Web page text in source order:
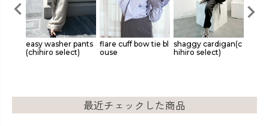
easy washer pants
(chihiro select)
flare cuff bow tie bl
ouse
shaggy cardigan(c
hihiro select)
最近チェックした商品